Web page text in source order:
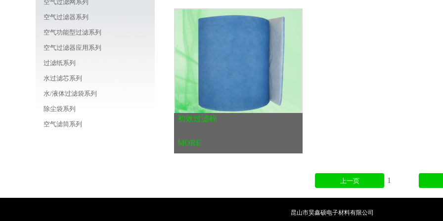
空气过滤网系列
空气过滤器系列
空气功能型过滤系列
空气过滤器应用系列
过滤纸系列
水过滤芯系列
水/液体过滤袋系列
除尘袋系列
空气滤筒系列
初效过滤棉
MORE
上一页 1
昆山市昊鑫硕电子材料有限公司